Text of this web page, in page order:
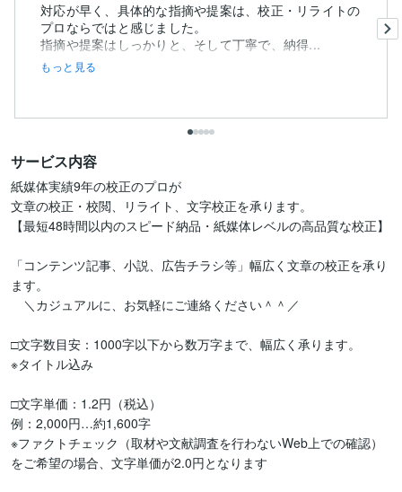
対応が早く、具体的な指摘や提案は、校正・リライトの
プロならではと感じました。
指摘や提案はしっかりと、そして丁寧で、納得...
もっと見る
サービス内容
紙媒体実績9年の校正のプロが
文章の校正・校閲、リライト、文字校正を承ります。
【最短48時間以内のスピード納品・紙媒体レベルの高品質な校正】
「コンテンツ記事、小説、広告チラシ等」幅広く文章の校正を承り
ます。
＼カジュアルに、お気軽にご連絡ください＾＾／
□文字数目安：1000字以下から数万字まで、幅広く承ります。
※タイトル込み
□文字単価：1.2円（税込）
例：2,000円…約1,600字
※ファクトチェック（取材や文献調査を行わないWeb上での確認）
をご希望の場合、文字単価が2.0円となります